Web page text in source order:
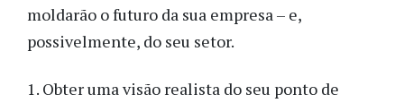
moldarão o futuro da sua empresa – e,
possivelmente, do seu setor.
1. Obter uma visão realista do seu ponto de